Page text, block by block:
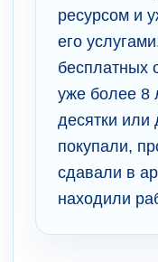
ресурсом и
его
бесплатных
уже более 8
десятки или
покупали,
сдавали в
находили